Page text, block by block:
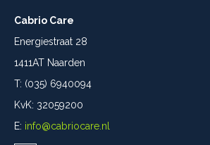
Cabrio Care
Energiestraat 28
1411AT Naarden
T: (035) 6940094
KvK: 32059200
E: info@cabriocare.nl